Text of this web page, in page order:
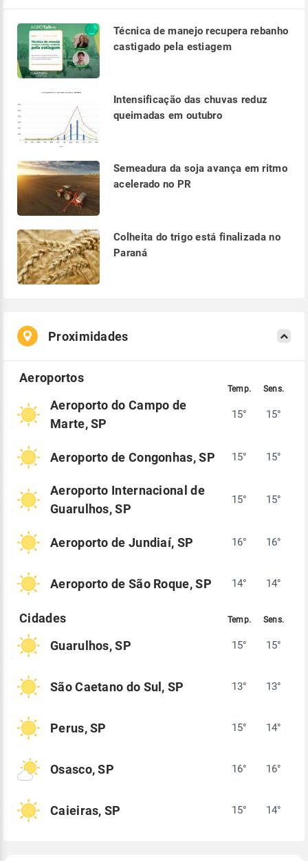
Técnica de manejo recupera rebanho
castigado pela estiagem
Intensificação das chuvas reduz
queimadas em outubro
Semeadura da soja avança em ritmo
acelerado no PR
Colheita do trigo está finalizada no
Paraná
Proximidades
Aeroporto do Campo de
Marte, SP
15° 15°
Aeroporto de Congonhas, SP 15° 15°
Aeroporto Internacional de
Guarulhos, SP
15° 15°
Aeroporto de Jundiaí, SP 16° 16°
Aeroporto de São Roque, SP 14° 14°
Guarulhos, SP 15° 15°
São Caetano do Sul, SP 13° 13°
Perus, SP 15° 14°
Osasco, SP 16° 16°
Caieiras, SP 15° 14°